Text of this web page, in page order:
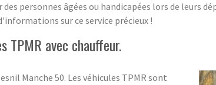
personnes âgées ou handicapées lors de leurs
sur ce service précieux !
TPMR avec chauffeur.
Manche 50. Les véhicules TPMR sont